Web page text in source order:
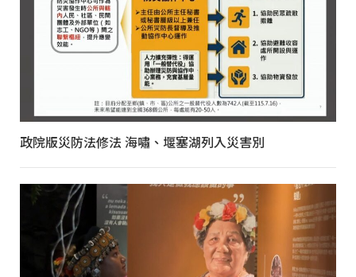
政院版災防法修法 海嘯、堰塞湖列入災害別